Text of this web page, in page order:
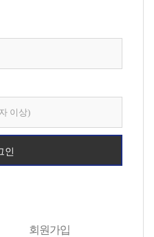
인
회원가입